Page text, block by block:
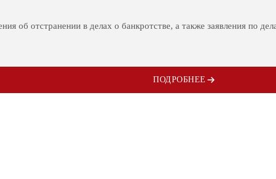
об отстранении в делах о банкротстве, а также заявления по
ПОДРОБНЕЕ